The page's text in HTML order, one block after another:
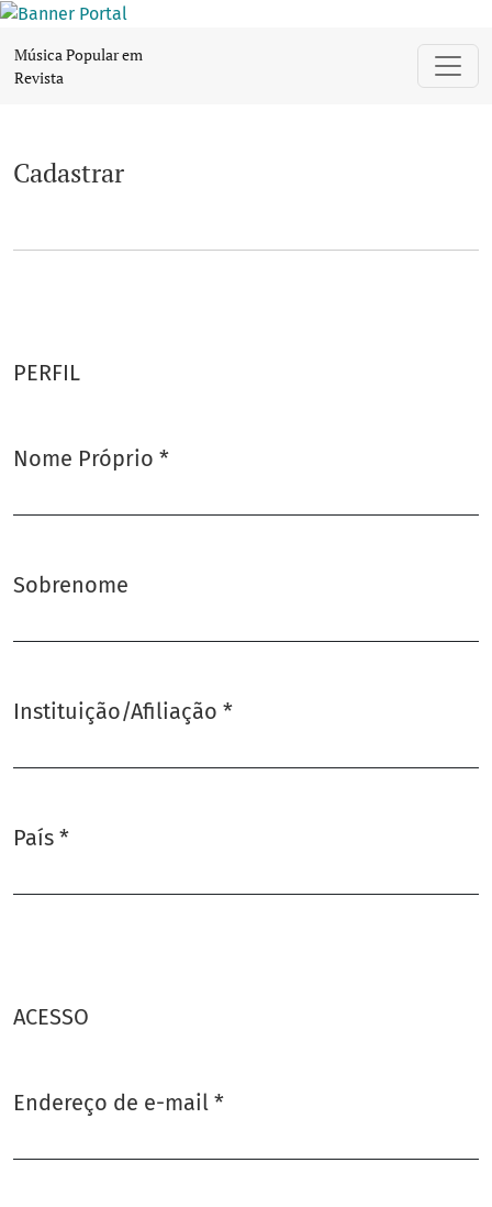
Música Popular em
Revista
Cadastrar
PERFIL
Nome Próprio *
Sobrenome
Instituição/Afiliação *
País *
ACESSO
Endereço de e-mail *